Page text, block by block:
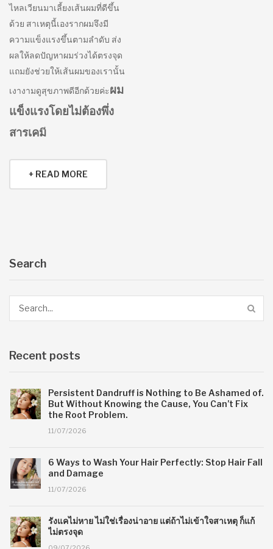
ไหลเวียนมาเลี้ยงเส้นผมที่ดีขึ้น
ด้วย สาเหตุนี้เองรากผมจึงมี
ความแข็งแรงขึ้นตามลำดับ ส่ง
ผลให้ลดปัญหาผมร่วงได้ตรงจุด
แถมยังช่วยให้เส้นผมของเรานั้น
เงางามดูสุขภาพดีอีกด้วยค่ะผม
แข็งแรงโดยไม่ต้องพึ่ง
สารเคม
+ READ MORE
Search
Recent posts
Persistent Dandruff is Nothing to Be Ashamed of.
But Without Knowing the Cause, You Can’t Fix
the Root Problem.
11/07/2026
6 Ways to Wash Your Hair Perfectly: Stop Hair Fall
and Damage
11/07/2026
รังแคไม่หาย ไม่ใช่เรื่องน่าอาย แต่ถ้าไม่เข้าใจสาเหตุ ก็แก้
ไม่ตรงจุด